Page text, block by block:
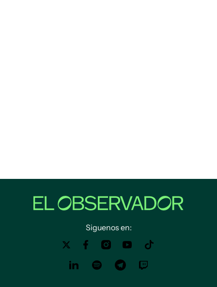
Siguenos en: